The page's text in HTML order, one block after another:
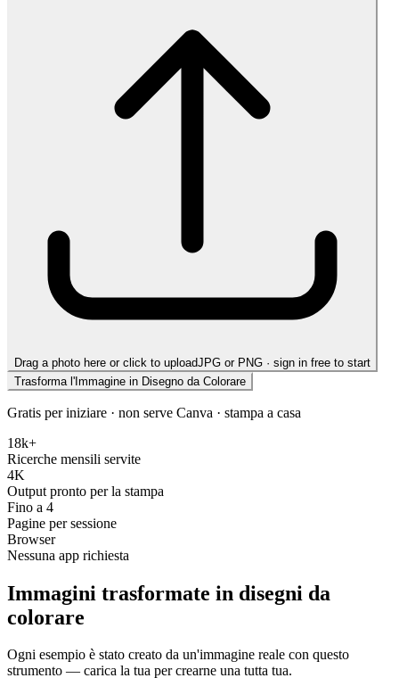
Drag a photo here or click to uploadJPG or PNG · sign in free to start
Trasforma l'Immagine in Disegno da Colorare
Gratis per iniziare · non serve Canva · stampa a casa
18k+
Ricerche mensili servite
4K
Output pronto per la stampa
Fino a 4
Pagine per sessione
Browser
Nessuna app richiesta
Immagini trasformate in disegni da
colorare
Ogni esempio è stato creato da un'immagine reale con questo
strumento — carica la tua per crearne una tutta tua.